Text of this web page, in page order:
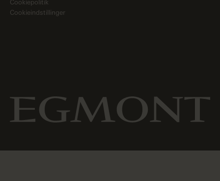
Cookiepolitik
Cookieindstillinger